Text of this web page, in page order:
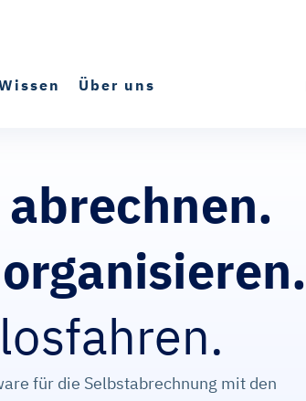
Über uns
abrechnen.
organisieren.
therapieren.
für die Selbstabrechnung mit den